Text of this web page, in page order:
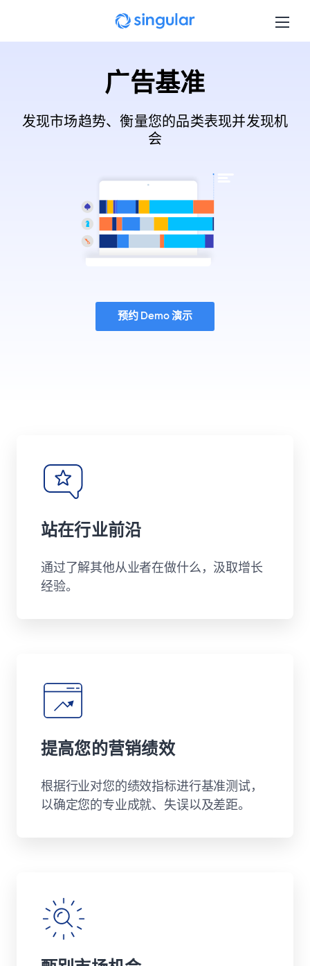
Skip to main content
广告基准
发现市场趋势、衡量您的品类表现并发现机
会
预约 Demo 演示
站在行业前沿
通过了解其他从业者在做什么，汲取增长
经验。
提高您的营销绩效
根据行业对您的绩效指标进行基准测试，
以确定您的专业成就、失误以及差距。